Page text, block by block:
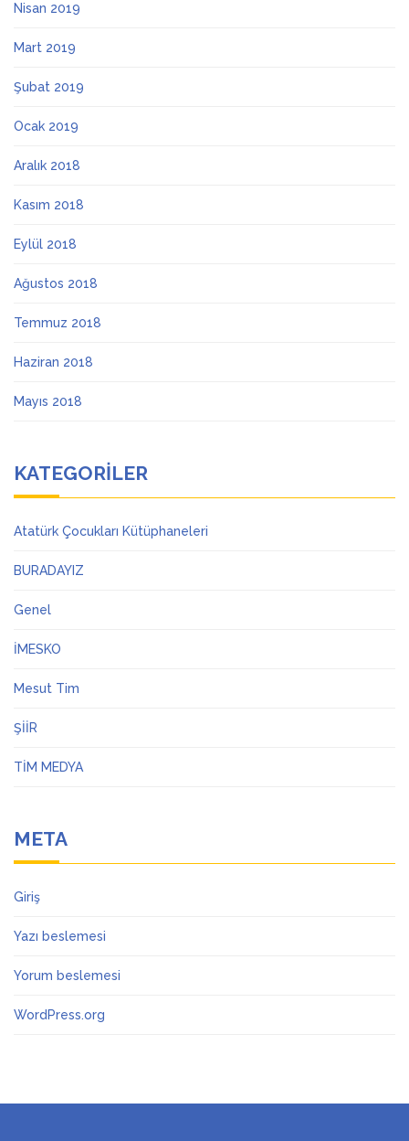
Nisan 2019
Mart 2019
Şubat 2019
Ocak 2019
Aralık 2018
Kasım 2018
Eylül 2018
Ağustos 2018
Temmuz 2018
Haziran 2018
Mayıs 2018
KATEGORILER
Atatürk Çocukları Kütüphaneleri
BURADAYIZ
Genel
İMESKO
Mesut Tim
ŞİİR
TİM MEDYA
META
Giriş
Yazı beslemesi
Yorum beslemesi
WordPress.org